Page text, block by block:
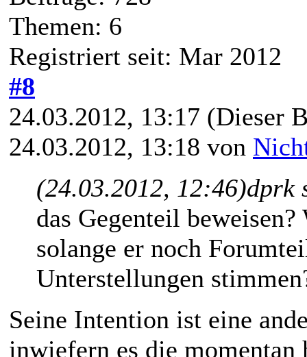
Themen: 6
Registriert seit: Mar 2012
#8
24.03.2012, 13:17 (Dieser
24.03.2012, 13:18 von
(24.03.2012, 12:46)dprk
das Gegenteil
solange er noch
Unterstellungen
Seine Intention ist eine
inwiefern es die